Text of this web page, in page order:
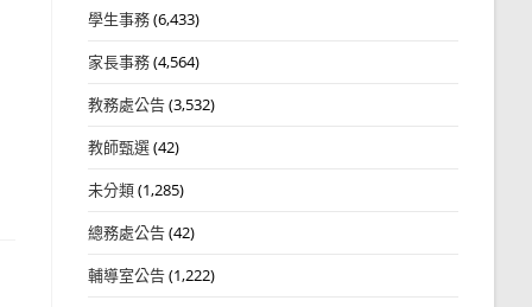
學生事務(6,433)
家長事務(4,564)
教務處公告(3,532)
教師甄選(42)
未分類(1,285)
總務處公告(42)
輔導室公告(1,222)